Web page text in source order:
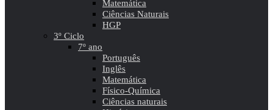
Matemática
Ciências Naturais
HGP
3º Ciclo
7º ano
Português
Inglês
Matemática
Físico-Química
Ciências naturais